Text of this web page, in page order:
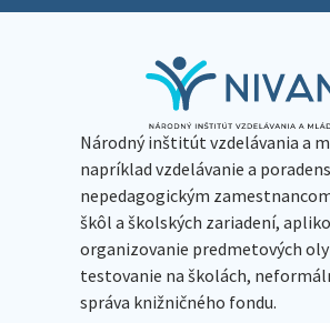
Národný inštitút vzdelávania a
napríklad vzdelávanie a
nepedagogickým
škôl a školských zariadení,
organizovanie predmetových
testovanie na školách,
správa knižničného fondu.